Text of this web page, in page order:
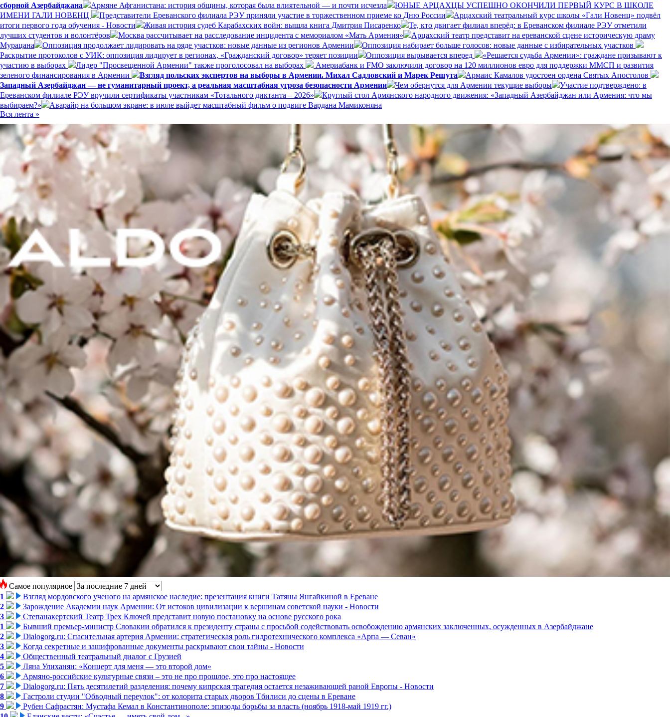
сборной Азербайджана
Армяне Афганистана: история общины, которая была влиятельной — и почти исчезла
ЮНЫЕ АРЦАХЦЫ УСПЕШНО ОКОНЧИЛИ ПЕРВЫЙ КУРС В ШКОЛЕ
ИМЕНИ ГАЛИ НОВЕНЦ
Представители Ереванского филиала РЭУ приняли участие в торжественном приеме ко Дню России
Арцахский театральный курс школы «Гали Новенц» подвёл
итоги первого года обучения - Новости
Живая история судеб Карабахских войн: вышла книга Дмитрия Писаренко
Те, кто двигает филиал вперёд: в Ереванском филиале РЭУ отметили
лучших студентов и волонтёров
Москва рассчитывает на расследование инцидента с мемориалом «Мать Армения»
Арцахский театр представит на ереванской сцене историческую драму
Мурацана
Оппозиция продолжает лидировать на ряде участков: новые данные из регионов Армении
Оппозиция набирает больше голосов: новые данные с избирательных участков
Раскрытие протоколов с УИК: оппозиция лидирует в регионах, «Гражданский договор» теряет позиции
Оппозиция вырывается вперед
«Решается судьба Армении»: граждане призывают к
участию в выборах
Лидер "Просвещенной Армении" также проголосовал на выборах
Америабанк и FMO заключили договор на 120 миллионов евро для поддержки ММСП и развития
зеленого финансирования в Армении
Взгляд польских экспертов на выборы в Армении. Михал Садловский и Марек Решута
Армаис Камалов удостоен ордена Святых Апостолов
Западный Азербайджан — не гуманитарный проект, а реальная масштабная угроза безопасности Армении
Чем обернутся для Армении текущие выборы
Участие подтверждено: в
Ереванском филиале РЭУ вручили сертификаты участникам «Тотального диктанта – 2026»
Круглый стол Армянского народного движения: «Западный Азербайджан или Армения: что мы
выбираем?»
Аварайр на большом экране: в июле выйдет масштабный фильм о подвиге Вардана Мамиконяна
Вся лента »
Самое популярное
1
Взгляд мордовского ученого на армянское наследие: презентация книги Татяны Янгайкиной в Ереване
2
Зарождение Академии наук Армении: От истоков цивилизации к вершинам советской науки - Новости
3
Степанакертский Театр Трех Ключей представит новую постановку на основе русского рока
1
Бывший премьер-министр Словакии обратился к президенту страны с просьбой содействовать освобождению армянских заключенных, осужденных в Азербайджане
2
Dialogorg.ru: Спасительная артерия Армении: стратегическая роль гидротехнического комплекса «Арпа — Севан»
3
Когда секретные и зашифрованные документы раскрывают свои тайны - Новости
4
Общественный театральный диалог с Грузией
5
Ляна Улиханян: «Концерт для меня — это второй дом»
6
Армяно-российские культурные связи – это не про прошлое, это про настоящее
7
Dialogorg.ru: Пять десятилетий разделения: почему кипрская трагедия остается незаживающей раной Европы - Новости
8
Гастроли студии "Обводный переулок": от колорита старых дворов Тбилиси до сцены в Ереване
9
Рубен Сафрастян: Мустафа Кемал в Константинополе: эпизоды борьбы за власть (ноябрь 1918-май 1919 гг.)